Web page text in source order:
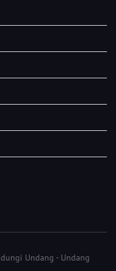
Undang - Undang